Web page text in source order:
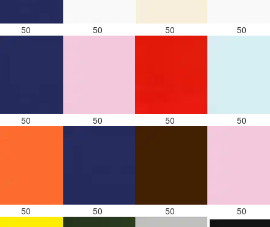
50 50 50 50
50 50 50 50
50 50 50 50